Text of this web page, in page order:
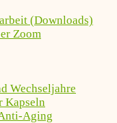
(Downloads)
Zoom
Wechseljahre
Kapseln
Aging